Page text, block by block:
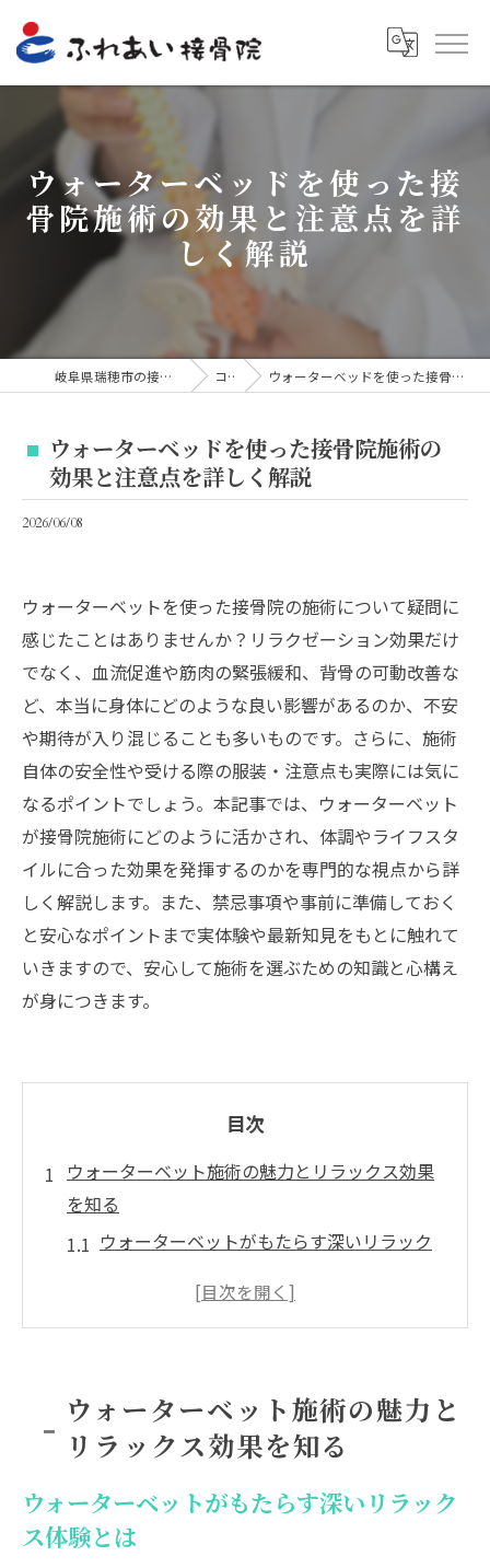
ウォーターベッドを使った接
骨院施術の効果と注意点を詳
しく解説
岐阜県瑞穂市の接骨院ならふれあい接骨院 コラム ウォーターベッドを使った接骨院施術の効果と注意点を詳しく解説
ウォーターベッドを使った接骨院施術の
効果と注意点を詳しく解説
2026/06/08
ウォーターベットを使った接骨院の施術について疑問に
感じたことはありませんか？リラクゼーション効果だけ
でなく、血流促進や筋肉の緊張緩和、背骨の可動改善な
ど、本当に身体にどのような良い影響があるのか、不安
や期待が入り混じることも多いものです。さらに、施術
自体の安全性や受ける際の服装・注意点も実際には気に
なるポイントでしょう。本記事では、ウォーターベット
が接骨院施術にどのように活かされ、体調やライフスタ
イルに合った効果を発揮するのかを専門的な視点から詳
しく解説します。また、禁忌事項や事前に準備しておく
と安心なポイントまで実体験や最新知見をもとに触れて
いきますので、安心して施術を選ぶための知識と心構え
が身につきます。
目次
ウォーターベット施術の魅力とリラックス効果
を知る
ウォーターベットがもたらす深いリラック
リラクゼーション効果で心身が軽くなる理
やし
ウォーターベットでストレスを和らげるコ
心地よい揺れがリラックスを促進する仕組
み
ウォーターベット施術の魅力と
リラックス効果を知る
ウォーターベットがもたらす深いリラック
ス体験とは